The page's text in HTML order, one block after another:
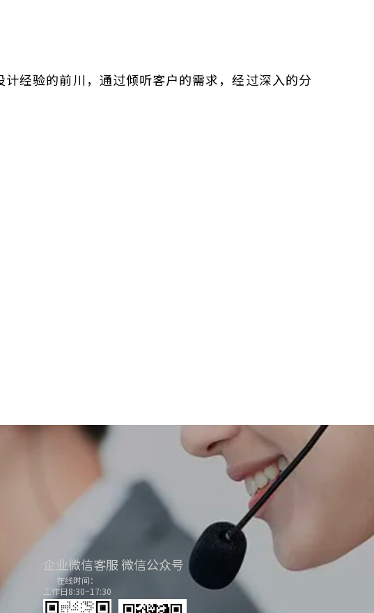
经验的前川，通过倾听客户的需求，经过深入的分
企业微信客服
在线时间：
工作日8:30~17:30
微信公众号